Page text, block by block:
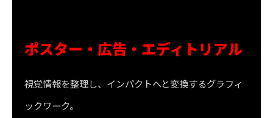
ポスター・広告・エディトリアル
視覚情報を整理し、インパクトへと変換するグラフィ
ックワーク。